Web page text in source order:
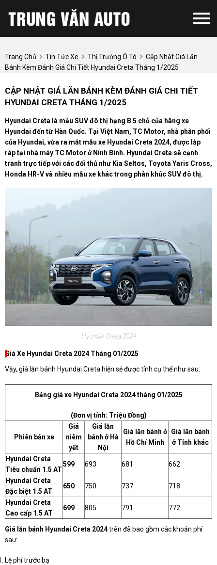
Trang Chủ Tin Tức Xe Thị Trường Ô Tô
Cập Nhật Giá Lăn
Bánh Kèm Đánh Giá Chi Tiết Hyundai Creta Tháng 1/2025
CẬP NHẬT GIÁ LĂN BÁNH KÈM ĐÁNH GIÁ CHI TIẾT
HYUNDAI CRETA THÁNG 1/2025
Hyundai Creta là mẫu SUV đô thị hạng B 5 chỗ của hãng xe
Hyundai đến từ Hàn Quốc. Tại Việt Nam, TC Motor, nhà phân phối
của Hyundai, vừa ra mắt mẫu xe Hyundai Creta 2024, được lắp
ráp tại nhà máy TC Motor ở Ninh Bình. Hyundai Creta sẽ cạnh
tranh trực tiếp với các đối thủ như Kia Seltos, Toyota Yaris Cross,
Honda HR-V và nhiều mẫu xe khác trong phân khúc SUV đô thị.
Hyundai Creta 2024
Giá Xe Hyundai Creta 2024 Tháng 01/2025
Vậy, giá lăn bánh Hyundai Creta hiện sẽ được tính cụ thể như sau:
Bảng giá xe Hyundai Creta 2024 tháng 01/2025
(Đơn vị tính: Triệu Đồng)
Phiên bản xe
Giá
niêm
yết
Giá lăn
bánh ở Hà
Nội
Giá lăn bánh ở
Hồ Chí Minh
Giá lăn bánh
ở Tỉnh khác
Hyundai Creta
Tiêu chuẩn 1.5 AT
599 693 681 662
Hyundai Creta
Đặc biệt 1.5 AT
650 750 737 718
Hyundai Creta
Cao cấp 1.5 AT
699 805 791 772
Giá lăn bánh Hyundai Creta 2024trên đã bao gồm các khoản phí
sau:
Lệ phí trước bạ